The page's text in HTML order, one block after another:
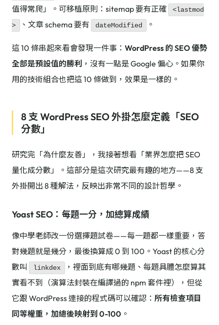
值得常爬」。可移植原則：sitemap 要有正確
<lastmod
>
、文章 schema 要有 dateModified 。
這 10 條串起來看會發現一件事： WordPress 的 SEO 優勢
全部是預設值的勝利 ，沒有一點是 Google 偏心。如果你
用的技術組合也把這 10 條做到，效果是一樣的。
8 支 WordPress SEO 外掛怎麼定義「SEO
分數」
研究完「為什麼友善」，我接著想看「業界怎麼把 SEO
量化成分數」。這部分是這次研究最有趣的地方——8 支
外掛開出 8 種解法，反映出非常不同的設計哲學。
Yoast SEO：每題一分，加總算成績
像中學老師改一份選擇題試卷——每一題都一樣重要，答
對幾題就是幾分，最後換算成 0 到 100。Yoast 的核心分
數叫
linkdex
，裡面到底有哪幾題、每題具體怎麼算其
實看不到（演算法封裝在編譯過的 npm 套件裡），但從
它跟 WordPress 連接的程式碼可以確認： 所有檢查項目
同等權重，加總後映射到 0-100 。